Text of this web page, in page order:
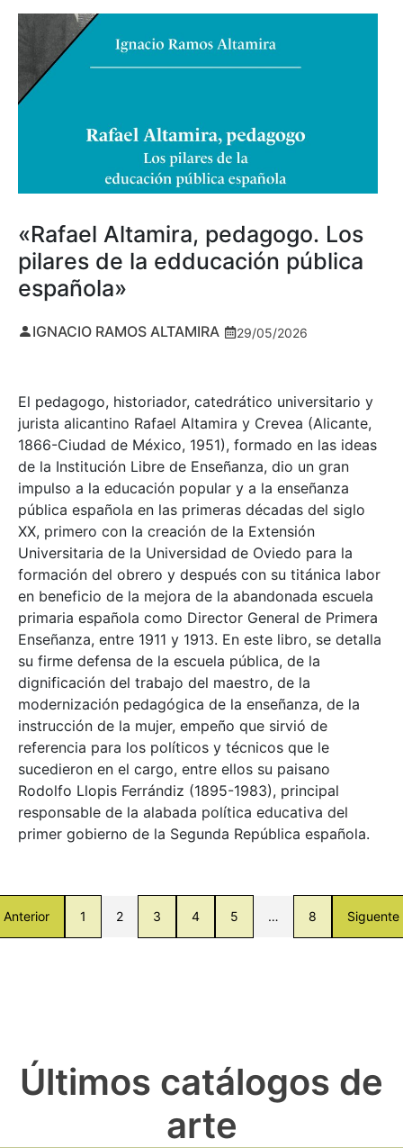
«Rafael Altamira, pedagogo. Los
pilares de la edducación pública
española»
IGNACIO RAMOS ALTAMIRA 29/05/2026
El pedagogo, historiador, catedrático universitario y
jurista alicantino Rafael Altamira y Crevea (Alicante,
1866-Ciudad de México, 1951), formado en las ideas
de la Institución Libre de Enseñanza, dio un gran
impulso a la educación popular y a la enseñanza
pública española en las primeras décadas del siglo
XX, primero con la creación de la Extensión
Universitaria de la Universidad de Oviedo para la
formación del obrero y después con su titánica labor
en beneficio de la mejora de la abandonada escuela
primaria española como Director General de Primera
Enseñanza, entre 1911 y 1913. En este libro, se detalla
su firme defensa de la escuela pública, de la
dignificación del trabajo del maestro, de la
modernización pedagógica de la enseñanza, de la
instrucción de la mujer, empeño que sirvió de
referencia para los políticos y técnicos que le
sucedieron en el cargo, entre ellos su paisano
Rodolfo Llopis Ferrándiz (1895-1983), principal
responsable de la alabada política educativa del
primer gobierno de la Segunda República española.
Anterior 1 2 3 4 5 … 8 Siguente
Últimos catálogos de
arte